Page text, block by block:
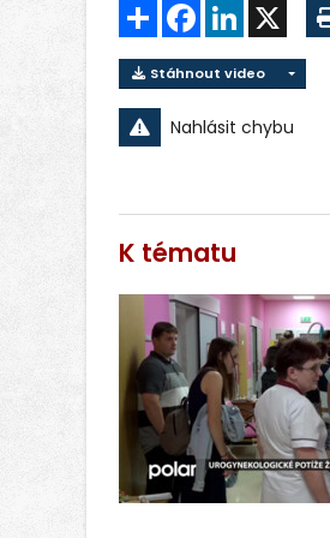
Sdílet FacebookLinkedIn
Stáhnout video
Nahlásit chybu
K tématu